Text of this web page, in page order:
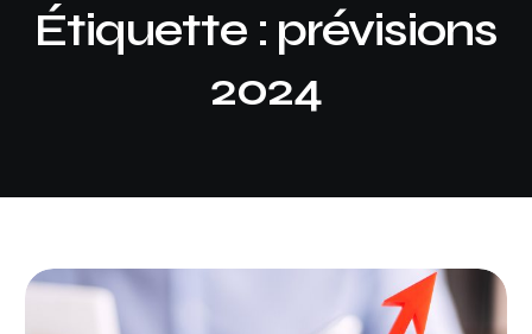
Étiquette : prévisions
2024